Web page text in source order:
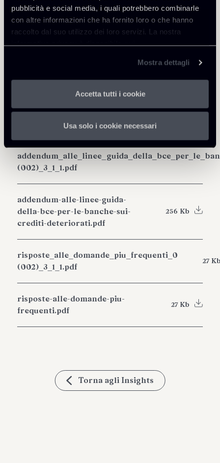
pubblicità e social media, i quali potrebbero combinarle
con altre informazioni che ha fornito loro o che hanno
raccolto dal suo utilizzo dei loro servizi. La nostra
informativa privacy è disponibilequi.
Mostra dettagli
Accetta tutti i cookie
Usa solo i cookie necessari
Scarica Allegati
(002)_3_1_1.pdf
addendum-alle-linee-guida-
della-bce-per-le-banche-sui-
crediti-deteriorati.pdf
256 Kb
risposte_alle_domande_piu_frequenti_0
(002)_3_1_1.pdf
27
risposte-alle-domande-piu-
frequenti.pdf
27 Kb
Torna agli Insights